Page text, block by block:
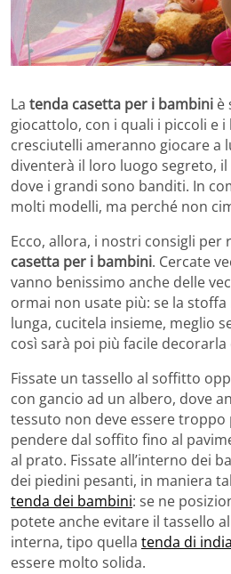
La tenda casetta per i bambini è
giocattolo, con i quali i piccoli e i
cresciutelli ameranno giocare a
diventerà il loro luogo segreto,
dove i grandi sono banditi. In
molti modelli, ma perché non
Ecco, allora, i nostri consigli per
casetta per i bambini. Cercate
vanno benissimo anche delle
ormai non usate più: se la
lunga, cucitela insieme, meglio
così sarà poi più facile
Fissate un tassello al soffitto
con gancio ad un albero, dove
tessuto non deve essere troppo
pendere dal soffito fino al
al prato. Fissate all’interno dei
dei piedini pesanti, in maniera
tenda dei bambini: se ne
potete anche evitare il tassello
interna, tipo quella tenda di
essere molto solida.